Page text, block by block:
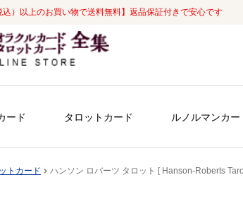
込）以上のお買い物で送料無料】返品保証付きで安心です
ード タロットカード ルノルマンカー
トカード ハンソン ロバーツ タロット [ Hanson-Roberts